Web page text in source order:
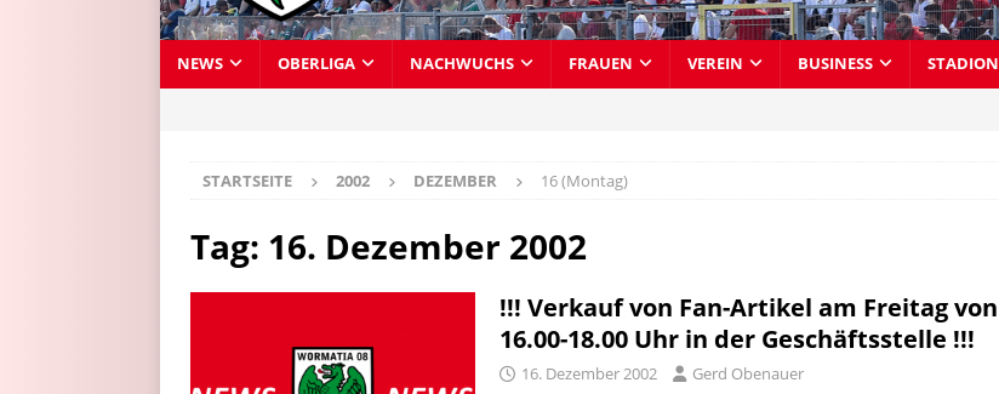
NEWS OBERLIGA NACHWUCHS FRAUEN VEREIN BUSINESS STADION
STARTSEITE 2002 DEZEMBER 16 (Montag)
Tag: 16. Dezember 2002
!!! Verkauf von Fan-Artikel am Freitag von
16.00-18.00 Uhr in der Geschäftsstelle !!!
16. Dezember 2002 Gerd Obenauer